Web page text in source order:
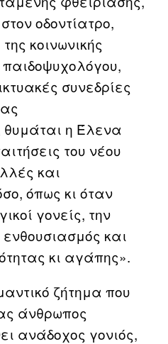
οδοντίατρο,
κοινωνικής
παιδοψυχολόγου,
συνεδρίες
η Έλενα
του νέου
και
όπως κι όταν
γονείς, την
ενθουσιασμός και
κι αγάπης».
ζήτημα που
άνθρωπος
ανάδοχος γονιός,